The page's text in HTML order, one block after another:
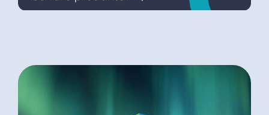
Eventyret i Drammen
Åpenhetsloven